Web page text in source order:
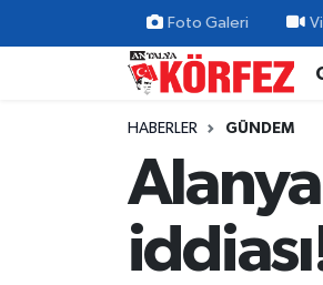
Foto Galeri
HABERLER GÜNDEM
Gündem
Yerel Yönetim
Nöbetçi Eczaneler
Trafik Durumu
Süper Lig Puan Durumu ve